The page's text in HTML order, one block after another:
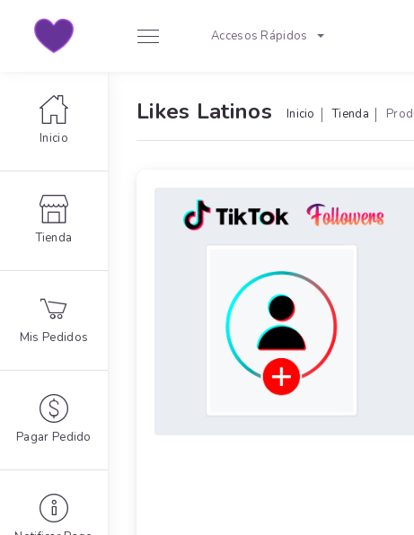
Accesos Rápidos
Inicio
Tienda
Mis Pedidos
Pagar Pedido
Likes Latinos Inicio Tienda